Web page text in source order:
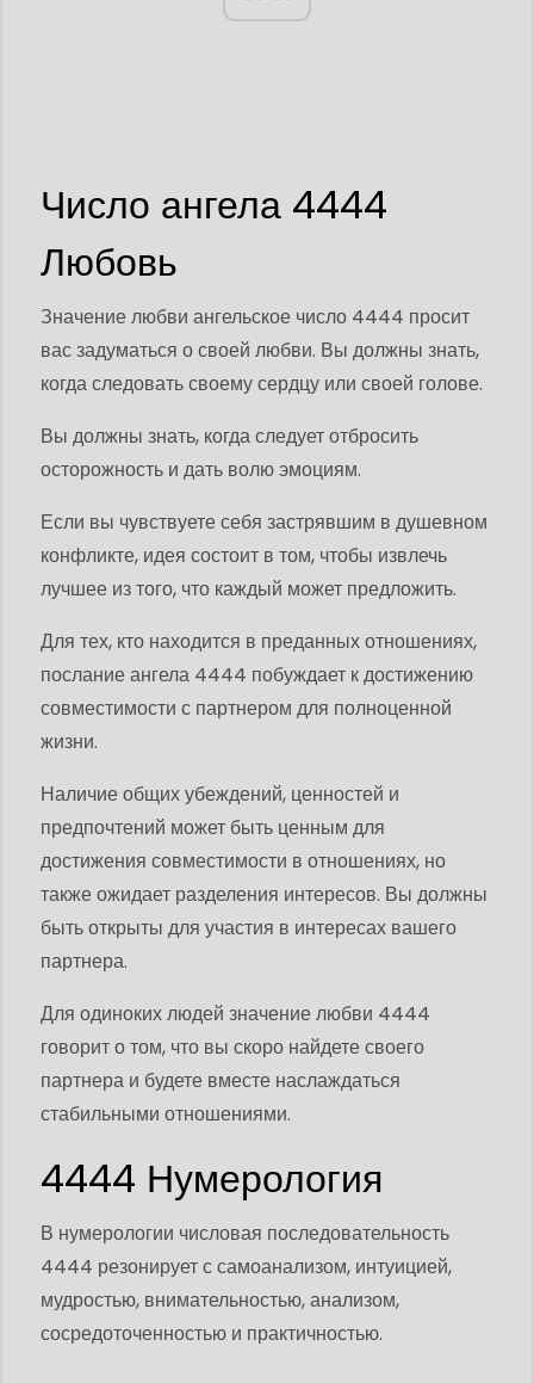
Число ангела 4444
Любовь
Значение любви ангельское число 4444 просит
вас задуматься о своей любви. Вы должны знать,
когда следовать своему сердцу или своей голове.
Вы должны знать, когда следует отбросить
осторожность и дать волю эмоциям.
Если вы чувствуете себя застрявшим в душевном
конфликте, идея состоит в том, чтобы извлечь
лучшее из того, что каждый может предложить.
Для тех, кто находится в преданных отношениях,
послание ангела 4444 побуждает к достижению
совместимости с партнером для полноценной
жизни.
Наличие общих убеждений, ценностей и
предпочтений может быть ценным для
достижения совместимости в отношениях, но
также ожидает разделения интересов. Вы должны
быть открыты для участия в интересах вашего
партнера.
Для одиноких людей значение любви 4444
говорит о том, что вы скоро найдете своего
партнера и будете вместе наслаждаться
стабильными отношениями.
4444 Нумерология
В нумерологии числовая последовательность
4444 резонирует с самоанализом, интуицией,
мудростью, внимательностью, анализом,
сосредоточенностью и практичностью.